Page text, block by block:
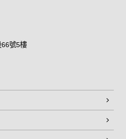
務的參考依據，此記錄為內部應
將收集的問卷調查內容進行統計與
說明文字呈現，除供內部研究
據及說明文字，但不涉及特定個
用於蒐集目的以外之其他用途。
用本網站相關產品、服務、活動或
們會取得您的姓名、電話、住址、
生日期、性別、行業等相關資料，
我們的服務後，我們即取得您的資
66號5樓